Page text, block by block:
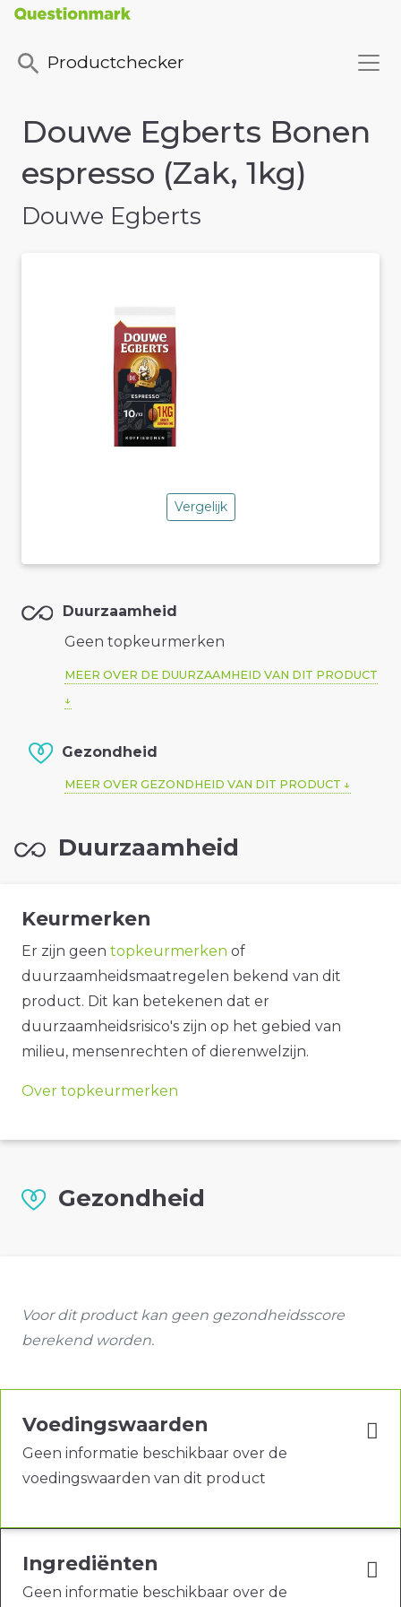
Productchecker
Douwe Egberts Bonen
espresso (Zak, 1kg)
Douwe Egberts
Vergelijk
Duurzaamheid
Geen topkeurmerken
MEER OVER DE DUURZAAMHEID VAN DIT PRODUCT
Gezondheid
MEER OVER GEZONDHEID VAN DIT PRODUCT
Duurzaamheid
Keurmerken
Er zijn geen topkeurmerken of
duurzaamheidsmaatregelen bekend van dit
product. Dit kan betekenen dat er
duurzaamheidsrisico's zijn op het gebied van
milieu, mensenrechten of dierenwelzijn.
Over topkeurmerken
Gezondheid
Voor dit product kan geen gezondheidsscore
berekend worden.
Voedingswaarden
Geen informatie beschikbaar over de
voedingswaarden van dit product
Ingrediënten
Geen informatie beschikbaar over de